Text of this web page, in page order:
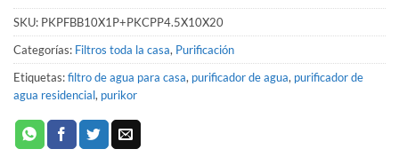
SKU: PKPFBB10X1P+PKCPP4.5X10X20
Categorías: Filtros toda la casa, Purificación
Etiquetas:filtro de agua para casa, purificador de agua, purificador de
agua residencial, purikor